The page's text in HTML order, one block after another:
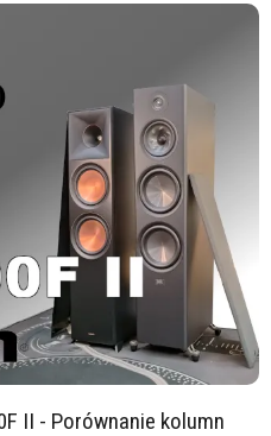
II - Porównanie kolumn